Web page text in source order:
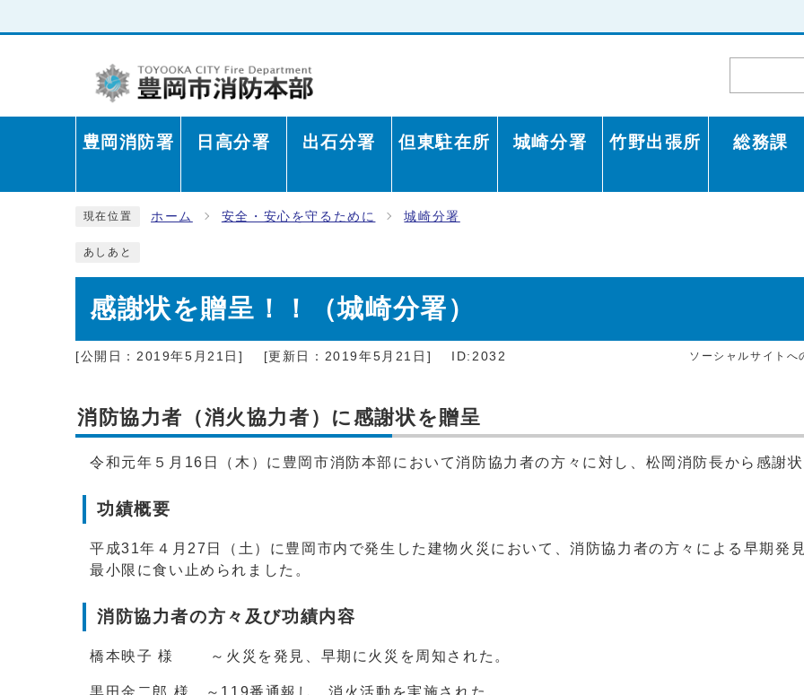
豊岡消防署 日高分署 出石分署 但東駐在所 城崎分署 竹野出張所 総務課
現在位置 ホーム 安全・安心を守るために 城崎分署
あしあと
感謝状を贈呈！！（城崎分署）
[公開日：2019年5月21日] [更新日：2019年5月21日] ID:2032 ソーシャルサイトへ
消防協力者（消火協力者）に感謝状を贈呈
令和元年５月16日（木）に豊岡市消防本部において消防協力者の方々に対し、松岡消防長から感謝状
功績概要
平成31年４月27日（土）に豊岡市内で発生した建物火災において、消防協力者の方々による早期発
最小限に食い止められました。
消防協力者の方々及び功績内容
橋本映子 様 ～火災を発見、早期に火災を周知された。
黒田金二郎 様 ～119番通報し、消火活動を実施された。